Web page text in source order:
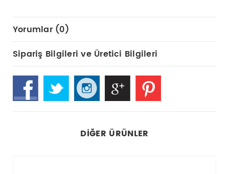
Yorumlar (0)
Sipariş Bilgileri ve Üretici Bilgileri
DIĞER ÜRÜNLER